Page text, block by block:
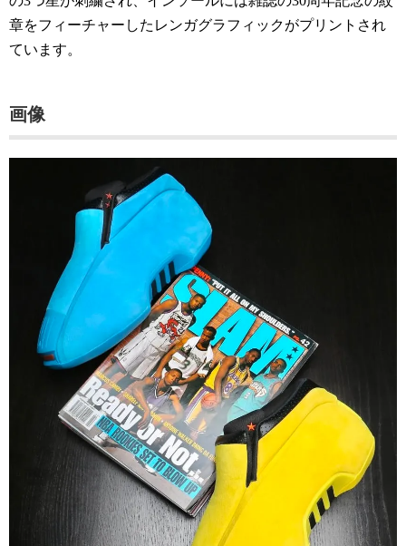
章をフィーチャーしたレンガグラフィックがプリントされ
ています。
画像